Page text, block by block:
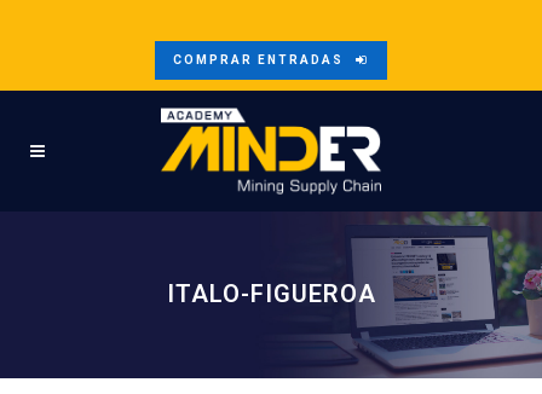
COMPRAR ENTRADAS
ITALO-FIGUEROA